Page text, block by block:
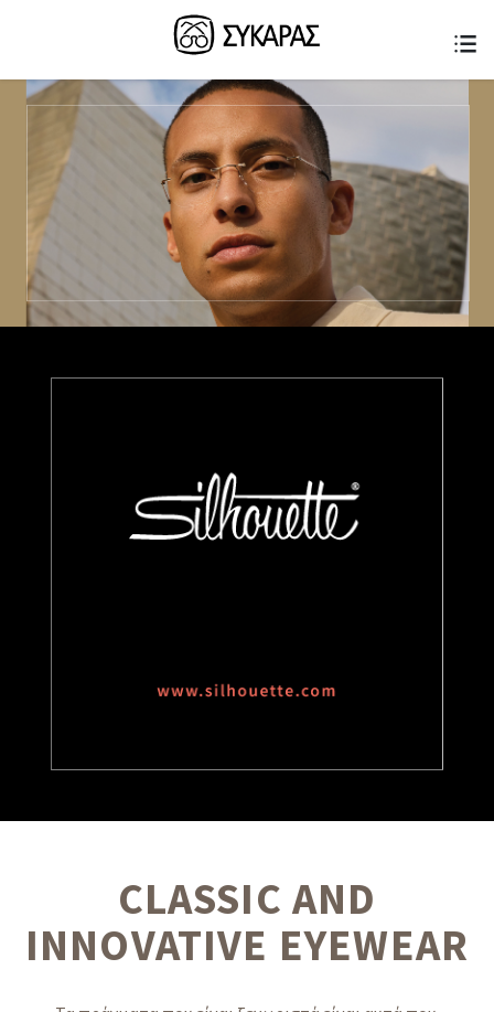
CLASSIC AND
INNOVATIVE EYEWEAR